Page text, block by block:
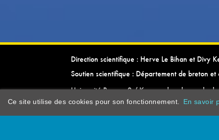
Direction scientifique : Herve Le Bihan et Divy
Soutien scientifique : Département de breton et
Université Rennes 2 / Kevrenn brezhoneg ha
Ce site utilise des cookies pour son fonctionnement. En savoir